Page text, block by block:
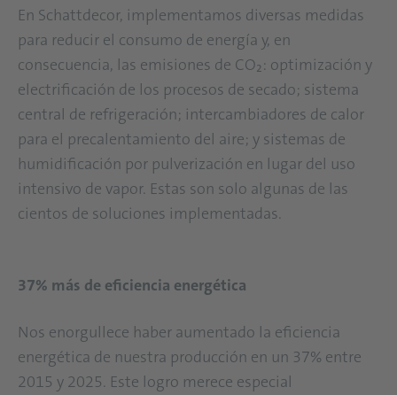
En Schattdecor, implementamos diversas medidas
para reducir el consumo de energía y, en
consecuencia, las emisiones de CO₂: optimización y
electrificación de los procesos de secado; sistema
central de refrigeración; intercambiadores de calor
para el precalentamiento del aire; y sistemas de
humidificación por pulverización en lugar del uso
intensivo de vapor. Estas son solo algunas de las
cientos de soluciones implementadas.
37% más de eficiencia energética
Nos enorgullece haber aumentado la eficiencia
energética de nuestra producción en un 37% entre
2015 y 2025. Este logro merece especial